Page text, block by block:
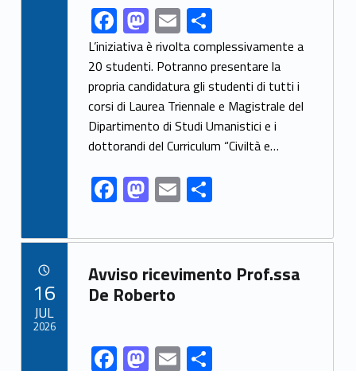
Link identifier share facebook archive #share-link-archive-24819F
ac
e
b
o
o
k
M
as
to
d
o
n
E
m
ai
l
S
h
ar
e
L’iniziativa è rivolta complessivamente a
20 studenti. Potranno presentare la
propria candidatura gli studenti di tutti i
corsi di Laurea Triennale e Magistrale del
Dipartimento di Studi Umanistici e i
dottorandi del Curriculum “Civiltà e…
F
ac
e
b
o
k
M
as
to
d
o
E
m
ai
l
S
h
ar
e
Link identifier archive #link-archive-46702
Avviso ricevimento Prof.ssa
De Roberto
Link identifier share facebook archive #share-link-archive-29657F M E S
16
JUL
2026